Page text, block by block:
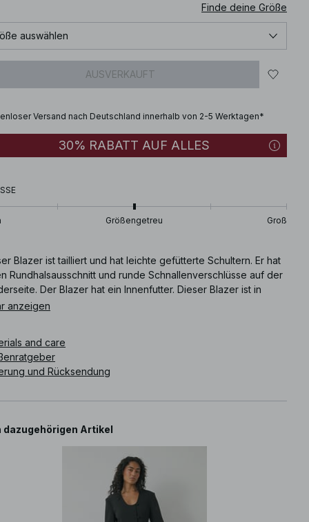
Finde deine Größe
auswählen
AUSVERKAUFT
Versand nach Deutschland innerhalb von 2-5 Werktagen*
30% RABATT AUF ALLES
Größengetreu Groß
Blazer ist tailliert und hat leichte gefütterte Schultern. Er hat
Rundhalsausschnitt und runde Schnallenverschlüsse auf der
Der Blazer hat ein Innenfutter. Dieser Blazer ist in
erhältlich.
anzeigen
and care
und Rücksendung
dazugehörigen Artikel